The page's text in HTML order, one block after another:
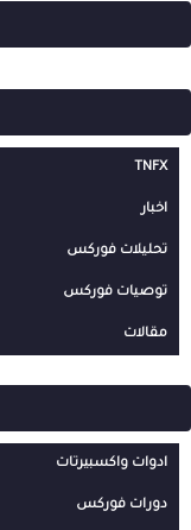
TNFX
اخبار
تحليلات فوركس
توصيات فوركس
مقالات
ادوات واكسبيرتات
دورات فوركس